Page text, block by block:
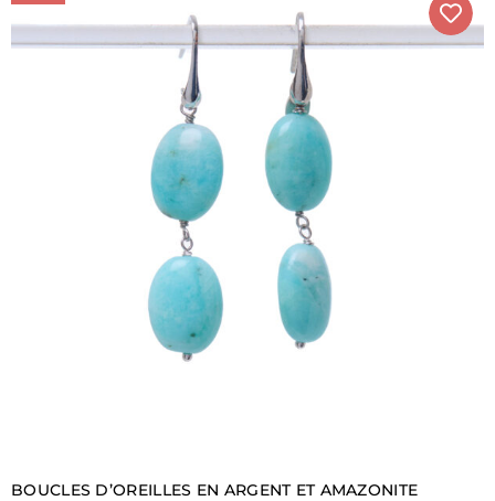
avoir à vous passer de notre assistance : lors de votre
achat, vous pourrez nous contacter et être suivi de
conseils et d’informations, afin de vous aider à choisir
le bijou le plus approprié pour vous ou la personne à
qui vous voulez faire un beau cadeau.
BOUCLES D’OREILLES EN ARGENT ET AMAZONITE